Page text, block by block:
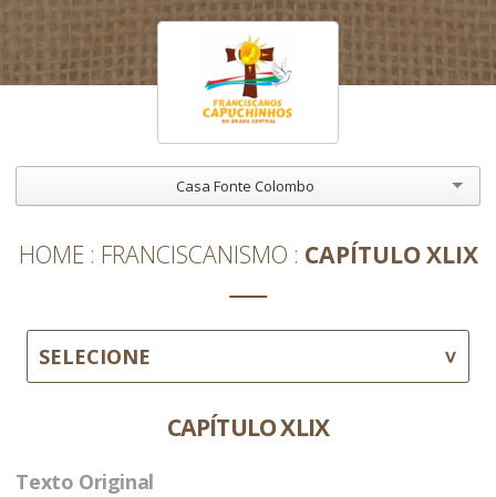
Casa Fonte Colombo
HOME FRANCISCANISMO CAPÍTULO XLIX
SELECIONE
CAPÍTULO XLIX
Texto Original